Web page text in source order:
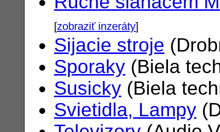
[zobraziť inzeráty]
Sijacie stroje
Sporaky (Biela
Susicky (Biela
Svietidla, Lampy